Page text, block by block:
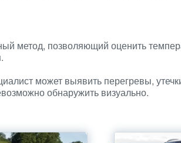
метод, позволяющий оценить
может выявить перегревы,
обнаружить визуально.